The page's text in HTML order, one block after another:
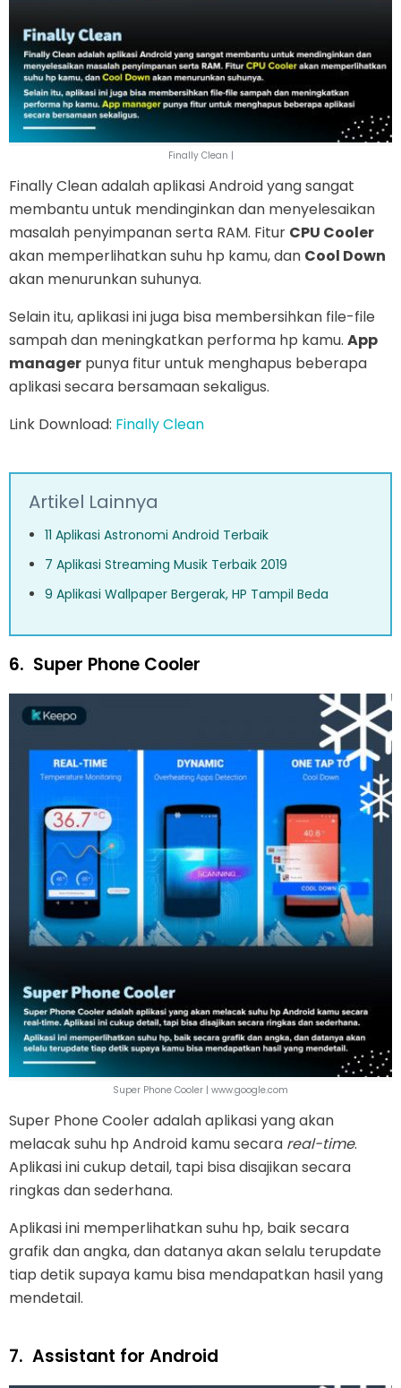
Finally Clean |
Finally Clean adalah aplikasi Android yang sangat
membantu untuk mendinginkan dan menyelesaikan
masalah penyimpanan serta RAM. Fitur CPU Cooler
akan memperlihatkan suhu hp kamu, dan Cool Down
akan menurunkan suhunya.
Selain itu, aplikasi ini juga bisa membersihkan file-file
sampah dan meningkatkan performa hp kamu. App
manager punya fitur untuk menghapus beberapa
aplikasi secara bersamaan sekaligus.
Link Download: Finally Clean
Artikel Lainnya
11 Aplikasi Astronomi Android Terbaik
7 Aplikasi Streaming Musik Terbaik 2019
9 Aplikasi Wallpaper Bergerak, HP Tampil Beda
6. Super Phone Cooler
Super Phone Cooler | www.google.com
Super Phone Cooler adalah aplikasi yang akan
melacak suhu hp Android kamu secara real-time.
Aplikasi ini cukup detail, tapi bisa disajikan secara
ringkas dan sederhana.
Aplikasi ini memperlihatkan suhu hp, baik secara
grafik dan angka, dan datanya akan selalu terupdate
tiap detik supaya kamu bisa mendapatkan hasil yang
mendetail.
7. Assistant for Android